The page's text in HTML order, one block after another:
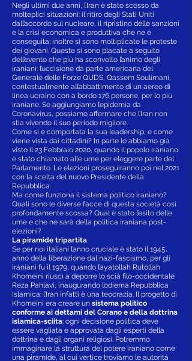
Negli ultimi due anni, l’Iran è stato scosso da
molteplici situazioni: il ritiro degli Stati Uniti
dall’accordo sul nucleare, il ripristino delle sanzioni
e la crisi economica e produttiva che ne è
conseguita; inoltre si sono moltiplicate le proteste
dei giovani. Queste si sono placate a seguito
dell’evento che più ha sconvolto l’animo degli
iraniani: l’uccisione da parte americana del
Generale delle Forze QUDS, Qassem Soulimani,
contestualmente all’abbattimento di un aereo di
linea ucraino con a bordo 176 persone, per lo più
iraniane. Se aggiungiamo l’epidemia da
Coronavirus, possiamo affermare che l’Iran non
stia vivendo il suo periodo migliore.
Come si è comportata la sua leadership, e come
viene vista dai cittadini? In parte lo abbiamo già
visto il 23 Febbraio 2020, quando il popolo iraniano
è stato chiamato alle urne per eleggere parte del
Parlamento. Le elezioni proseguiranno poi nel 2021
con la scelta del nuovo Presidente della
Repubblica.
Ma come funziona il sistema politico iraniano?
Quali sono le diverse facce di questa società così
profondamente scossa? Qual è stato l’esito delle
urne e che ne sarà della politica iraniana post-
elezioni?
La piramide tripartita
Se per noi italiani l’anno cruciale è stato il 1945,
anno della liberazione dal nazi-fascismo, per gli
iraniani fu il 1979, quando l’ayatollah Rutollah
Khomeini riuscì a deporre lo scià filo-occidentale
Reza Pahlavi, inaugurando l’odierna Repubblica
Islamica: l’Iran infatti è una teocrazia. Il progetto di
Khomeini era creare un sistema politico
conforme ai dettami del Corano e della dottrina
islamica-sciita: ogni decisione politica deve
essere vagliata e approvata dagli esperti della
dottrina e dagli organi religiosi. Potremmo
immaginare la struttura del potere iraniano come
una piramide, al cui vertice troviamo le autorità